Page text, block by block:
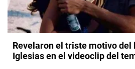
Revelaron el triste motivo del
Iglesias en el videoclip del